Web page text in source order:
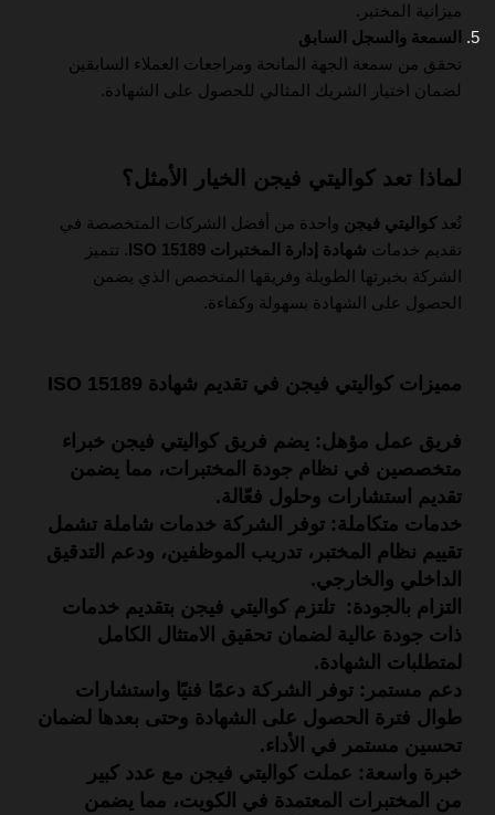
ميزانية المختبر.
السمعة والسجل السابق
تحقق من سمعة الجهة المانحة ومراجعات العملاء السابقين
لضمان اختيار الشريك المثالي للحصول على الشهادة.
لماذا تعد كواليتي فيجن الخيار الأمثل؟
تُعدكواليتي فيجن واحدة من أفضل الشركات المتخصصة في
تقديم خدمات شهادة إدارة المختبرات ISO 15189
. تتميز
الشركة بخبرتها الطويلة وفريقها المتخصص الذي يضمن
الحصول على الشهادة بسهولة وكفاءة.
مميزات كواليتي فيجن في تقديم شهادة ISO 15189
فريق عمل مؤهل: يضم فريق كواليتي فيجن خبراء
متخصصين في نظام جودة المختبرات، مما يضمن
تقديم استشارات وحلول فعّالة.
خدمات متكاملة: توفر الشركة خدمات شاملة تشمل
تقييم نظام المختبر، تدريب الموظفين، ودعم التدقيق
الداخلي والخارجي.
التزام بالجودة: تلتزم كواليتي فيجن بتقديم خدمات
ذات جودة عالية لضمان تحقيق الامتثال الكامل
لمتطلبات الشهادة.
دعم مستمر: توفر الشركة دعمًا فنيًا واستشارات
طوال فترة الحصول على الشهادة وحتى بعدها لضمان
تحسين مستمر في الأداء.
خبرة واسعة: عملت كواليتي فيجن مع عدد كبير
من
المختبرات المعتمدة في الكويت، مما يضمن